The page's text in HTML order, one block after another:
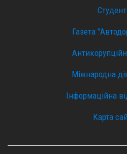
Газета
Міжнародна
Інформаційна
Карта